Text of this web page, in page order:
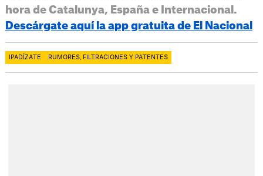
hora de Catalunya, España e Internacional.
Descárgate aquí la app gratuita de El Nacional
IPADÍZATE RUMORES, FILTRACIONES Y PATENTES